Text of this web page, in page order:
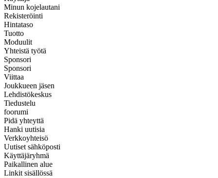
Minun kojelautani
Rekisteröinti
Hintataso
Tuotto
Moduulit
Yhteistä työtä
Sponsori
Sponsori
Viittaa
Joukkueen jäsen
Lehdistökeskus
Tiedustelu
foorumi
Pidä yhteyttä
Hanki uutisia
Verkkoyhteisö
Uutiset sähköposti
Käyttäjäryhmä
Paikallinen alue
Linkit sisällössä